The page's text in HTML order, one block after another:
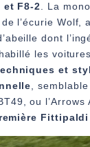
et F8-2. La
l’écurie Wolf,
dont
les
et
,
ou l’Arrows